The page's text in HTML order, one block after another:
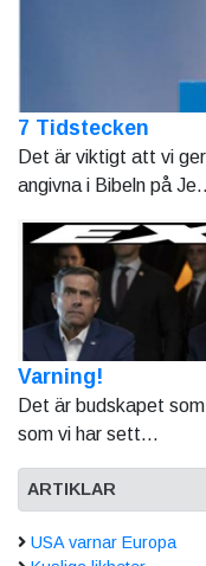
7 Tidstecken
Det är viktigt att vi
angivna i Bibeln på
Varning!
Det är budskapet
som vi har sett...
ARTIKLAR
USA varnar Europa